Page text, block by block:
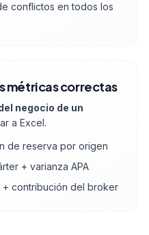
conflictos en todos los
métricas correctas
negocio de un
a Excel.
de reserva por origen
+ varianza APA
+ contribución del broker